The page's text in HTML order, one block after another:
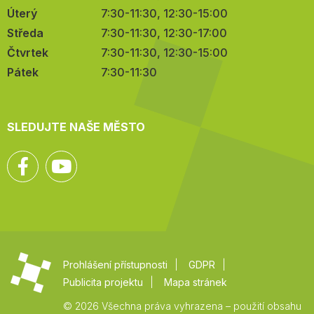
Úterý
7:30-11:30, 12:30-15:00
Středa
7:30-11:30, 12:30-17:00
Čtvrtek
7:30-11:30, 12:30-15:00
Pátek
7:30-11:30
SLEDUJTE NAŠE MĚSTO
Facebook
Prohlášení přístupnosti
GDPR
Publicita projektu
Mapa stránek
© 2026 Všechna práva vyhrazena – použití obsahu